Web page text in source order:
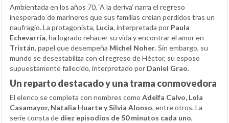
Ambientada en los años 70, ‘A la deriva’ narra el regreso
inesperado de marineros que sus familias creían perdidos tras un
naufragio. La protagonista, Lucía, interpretada por Paula
Echevarría, ha logrado rehacer su vida y encontrar el amor en
Tristán, papel que desempeña Michel Noher. Sin embargo, su
mundo se desestabiliza con el regreso de Héctor, su esposo
supuestamente fallecido, interpretado por Daniel Grao.
Un reparto destacado y una trama conmovedora
El elenco se completa con nombres como Adelfa Calvo, Lola
Casamayor, Natalia Huarte y Silvia Alonso, entre otros. La
serie consta de diez episodios de 50 minutos cada uno,